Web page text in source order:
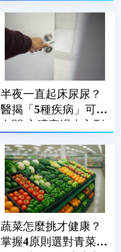
半夜一直起床尿尿？
醫揭「5種疾病」可能
有關 心臟衰竭也入列
蔬菜怎麼挑才健康？
掌握4原則選對青菜